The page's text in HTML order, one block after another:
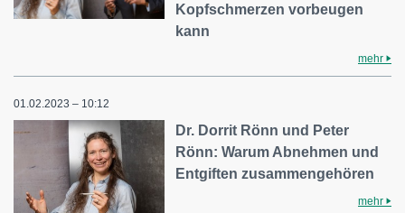
Kopfschmerzen vorbeugen
kann
mehr
01.02.2023 – 10:12
Dr. Dorrit Rönn und Peter
Rönn: Warum Abnehmen und
Entgiften zusammengehören
mehr